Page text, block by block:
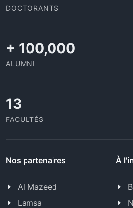
DOCTORANTS
+ 100,000
ALUMNI
13
FACULTÉS
Nos partenaires
Al Mazeed
Lamsa
À